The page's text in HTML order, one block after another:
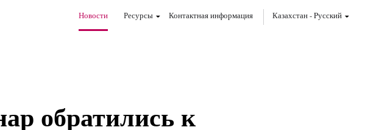
Новости Ресурсы Контактная информация Казахстан-Pусский
обратились к